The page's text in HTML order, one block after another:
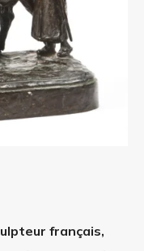
français,